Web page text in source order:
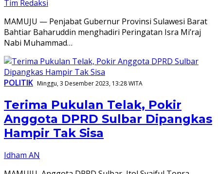
Tim Redaksi
MAMUJU — Penjabat Gubernur Provinsi Sulawesi Barat
Bahtiar Baharuddin menghadiri Peringatan Isra Mi’raj
Nabi Muhammad…
POLITIK Minggu, 3 Desember 2023, 13:28 WITA
Terima Pukulan Telak, Pokir
Anggota DPRD Sulbar Dipangkas
Hampir Tak Sisa
Idham AN